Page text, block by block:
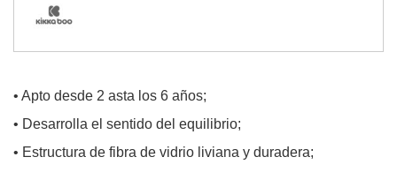
• Apto desde 2 asta los 6 años;
• Desarrolla el sentido del equilibrio;
• Estructura de fibra de vidrio liviana y duradera;